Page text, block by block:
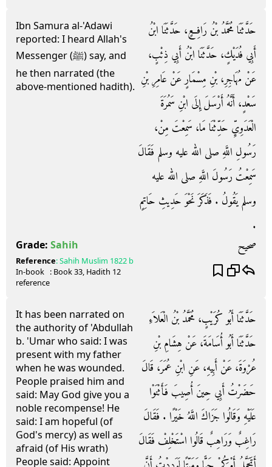
Ibn Samura al-'Adawi
reported: I heard Allah's
Messenger (ﷺ) say, and
he then narrated (the
above-mentioned hadith).
حَدَّثَنَا مُحَمَّدُ بْنُ رَافِعٍ، حَدَّثَنَا ابْنُ
أَبِي فُدَيْكٍ، حَدَّثَنَا ابْنُ أَبِي ذِئْبٍ،
عَنْ مُهَاجِرِ، بْنِ مِسْمَارٍ عَنْ عَامِرِ بْنِ
سَعْدٍ، أَنَّهُ أَرْسَلَ إِلَى ابْنِ سَمُرَةَ
الْعَدَوِيِّ حَدِّثْنَا مَا، سَمِعْتَ مِنْ،
رَسُولِ اللَّهِ صلى الله عليه وسلم فَقَالَ
سَمِعْتُ رَسُولَ اللَّهِ صلى الله عليه
وسلم يَقُولُ ‏.‏ فَذَكَرَ نَحْوَ حَدِيثِ حَاتِمٍ
‏.‏
Grade: Sahih صحيح
Reference:Sahih Muslim 1822 b
In-book
reference
: Book33, Hadith 12
It has been narrated on
the authority of 'Abdullah
b. 'Umar who said: I was
present with my father
when he was wounded.
People praised him and
said: May God give you a
noble recompense! He
said: I am hopeful (of
God's mercy) as well as
afraid (of His wrath)
People said: Appoint
حَدَّثَنَا أَبُو كُرَيْبٍ، مُحَمَّدُ بْنُ الْعَلاَءِ
حَدَّثَنَا أَبُو أُسَامَةَ، عَنْ هِشَامِ بْنِ
عُرْوَةَ، عَنْ أَبِيهِ، عَنِ ابْنِ عُمَرَ، قَالَ
حَضَرْتُ أَبِي حِينَ أُصِيبَ فَأَثْنَوْا
عَلَيْهِ وَقَالُوا جَزَاكَ اللَّهُ خَيْرًا ‏.‏ فَقَالَ
رَاغِبٌ وَرَاهِبٌ قَالُوا اسْتَخْلِفْ فَقَالَ